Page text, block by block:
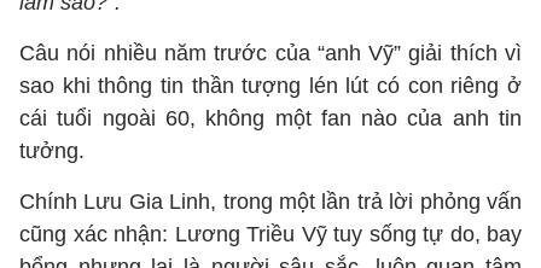
Câu nói nhiều năm trước của “anh Vỹ” giải thích vì
sao khi thông tin thần tượng lén lút có con riêng ở
cái tuổi ngoài 60, không một fan nào của anh tin
tưởng.
Chính Lưu Gia Linh, trong một lần trả lời phỏng vấn
cũng xác nhận: Lương Triều Vỹ tuy sống tự do, bay